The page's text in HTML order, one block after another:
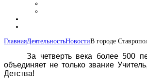
ГлавнаяДеятельностьНовостиВ городе
За четверть века более 500
объединяет не только звание
Детства!